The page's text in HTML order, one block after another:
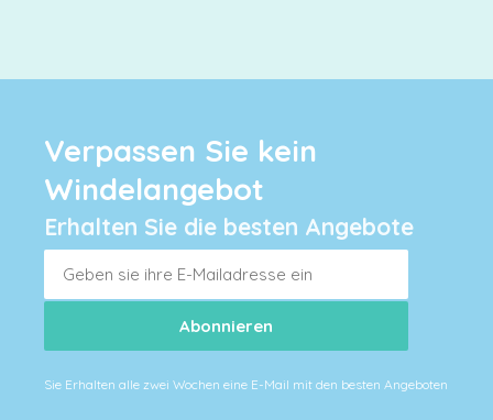
Verpassen Sie kein
Windelangebot
Erhalten Sie die besten Angebote
Sie Erhalten alle zwei Wochen eine E-Mail mit den besten Angeboten